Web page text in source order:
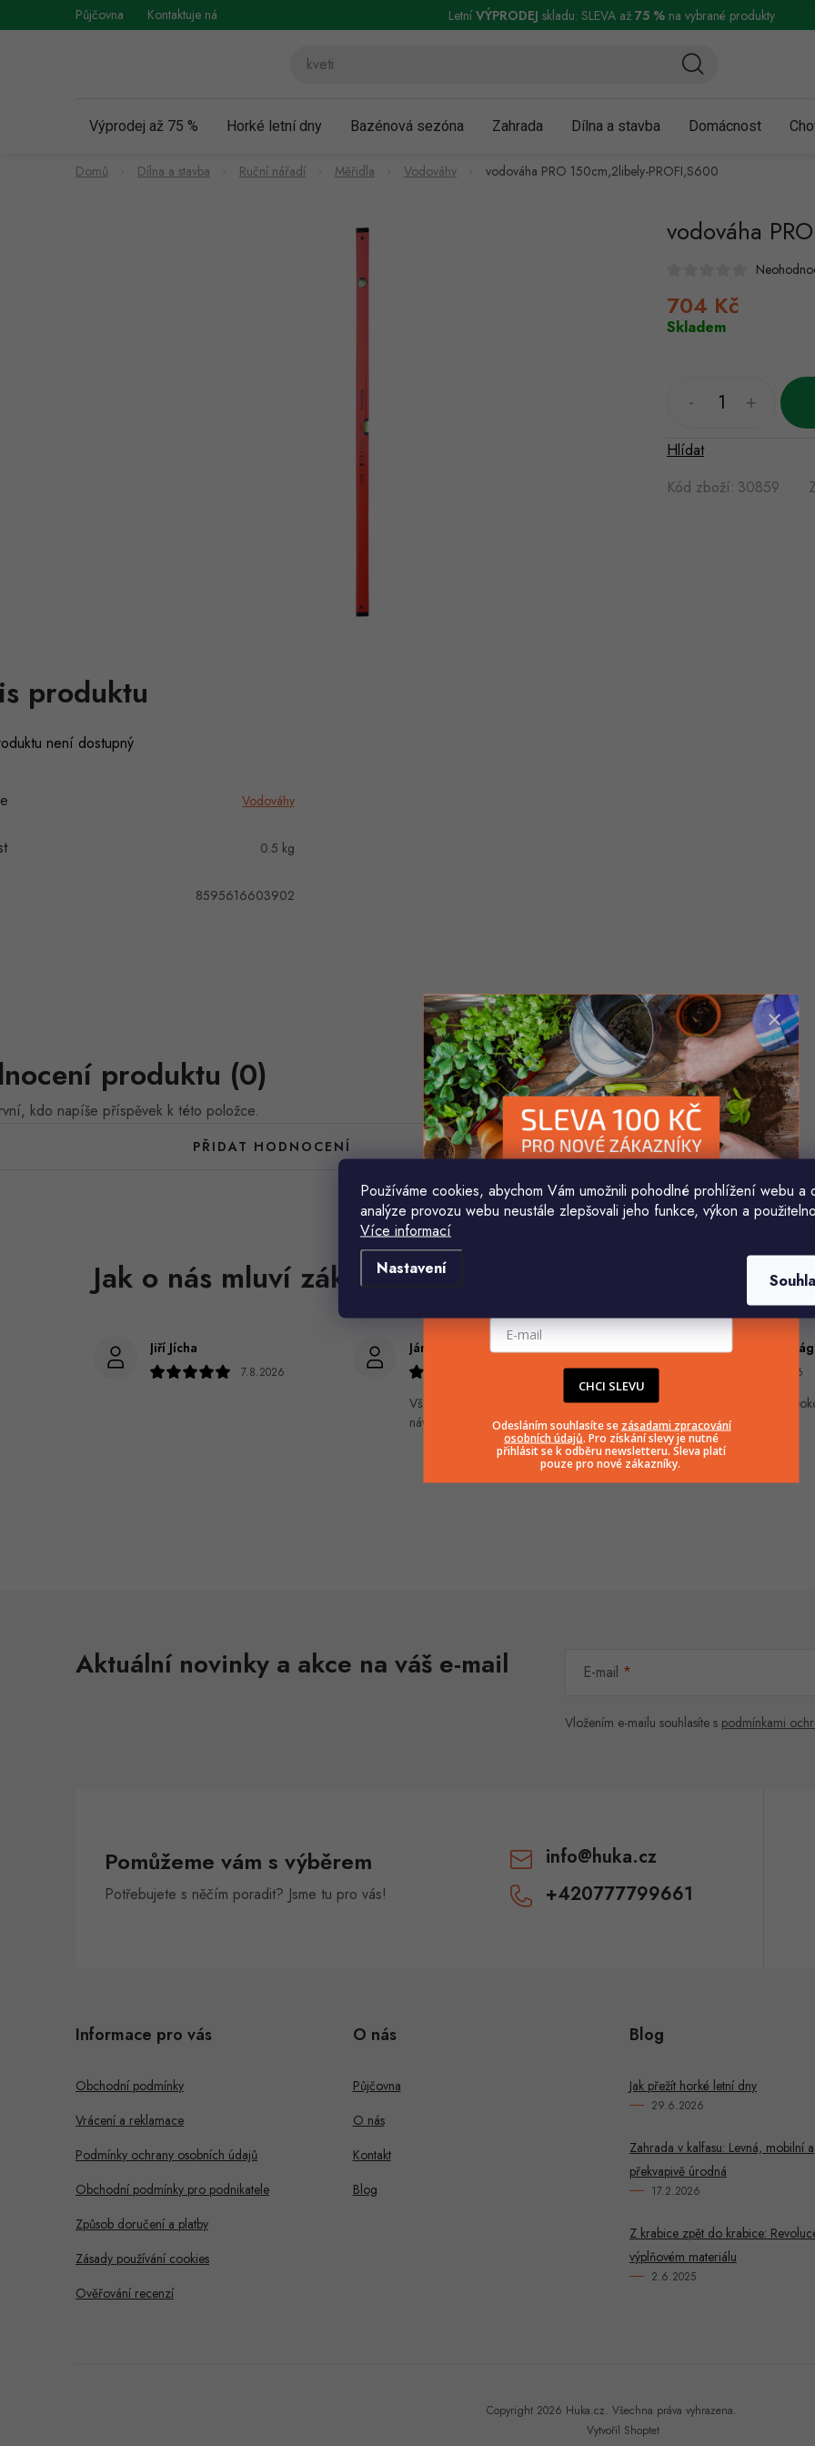
Používáme cookies, abychom Vám umožnili pohodlné prohlížení webu a
analýze provozu webu neustále zlepšovali jeho funkce, výkon a
Více informací
Nastavení
na
Půjčovna Kontaktuje nás Vrácení a reklamace Podmínky ochrany osobních údajů Obchodní
LetníVÝPRODEJ skladu: SLEVA až 75 %na vybrané produkty
Výprodej až 75 % Horké letní dny Bazénová sezóna Zahrada Dílna a stavba Domácnost
Domů Dílna a stavba Ruční nářadí Měřidla Vodováhy vodováha PRO 150cm,2libely-PROFI,S600
vodováha
704 Kč
Skladem
Kód zboží: 30859
Hlídat
produktu
není dostupný
Vodováhy
0.5 kg
8595616603902
produktu (0)
kdo napíše příspěvek k této položce.
PŘIDAT HODNOCENÍ
Jiří Jícha
7.8.2026
Ján Kubala
Všetko bolo super ale škoda že
návod je len v polsky a anglicky .
5.8.2026
Velmi rychlé odeslání.
Aktuální novinky a akce na váš e-mail E-mail
Vložením e-mailu souhlasíte s podmínkami
Pomůžeme vám s výběrem
Potřebujete s něčím poradit? Jsme tu pro vás!
info@huka.cz
+420777799661
Informace pro vás
Obchodní podmínky
Vrácení a reklamace
Podmínky ochrany osobních údajů
Obchodní podmínky pro podnikatele
Způsob doručení a platby
Zásady používání cookies
Ověřování recenzí
O nás
Půjčovna
O nás
Kontakt
Blog
Blog
Jak přežít horké letní dny
29.6.2026
Zahrada v kalfasu: Levná, mobilní a
překvapivě úrodná
17.2.2026
Z krabice zpět do krabice:
výplňovém materiálu
2.6.2025
Vytvořil Shoptet
Copyright 2026 Huka.cz. Všechna práva vyhrazena.
CHCI SLEVU
Odesláním souhlasíte se zásadami zpracování
osobních údajů. Pro získání slevy je nutné
přihlásit se k odběru newsletteru. Sleva platí
pouze pro nové zákazníky.